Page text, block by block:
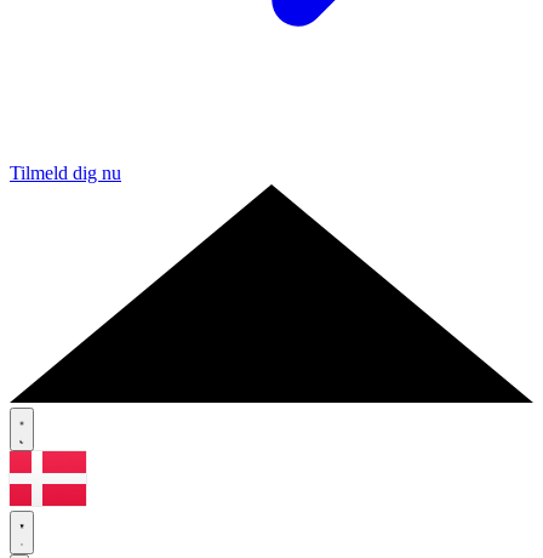
Tilmeld dig nu